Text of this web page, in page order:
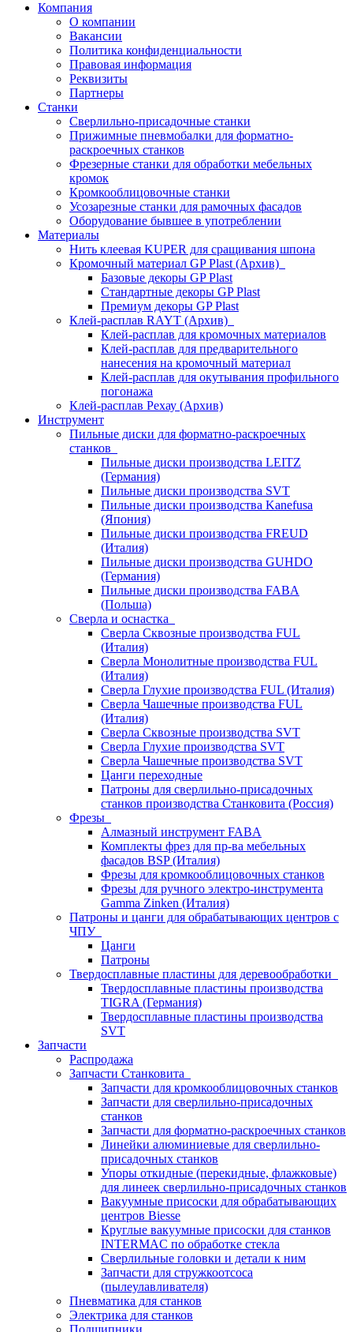
Компания
О компании
Вакансии
Политика конфиденциальности
Правовая информация
Реквизиты
Партнеры
Станки
Сверлильно-присадочные станки
Прижимные пневмобалки для форматно-
раскроечных станков
Фрезерные станки для обработки мебельных
кромок
Кромкооблицовочные станки
Усозарезные станки для рамочных фасадов
Оборудование бывшее в употреблении
Материалы
Нить клеевая KUPER для сращивания шпона
Кромочный материал GP Plast (Архив)
Базовые декоры GP Plast
Стандартные декоры GP Plast
Премиум декоры GP Plast
Клей-расплав RAYT (Архив)
Клей-расплав для кромочных материалов
Клей-расплав для предварительного
нанесения на кромочный материал
Клей-расплав для окутывания профильного
погонажа
Клей-расплав Рехау (Архив)
Инструмент
Пильные диски для форматно-раскроечных
станков
Пильные диски производства LEITZ
(Германия)
Пильные диски производства SVT
Пильные диски производства Kanefusa
(Япония)
Пильные диски производства FREUD
(Италия)
Пильные диски производства GUHDO
(Германия)
Пильные диски производства FABA
(Польша)
Сверла и оснастка
Сверла Сквозные производства FUL
(Италия)
Сверла Монолитные производства FUL
(Италия)
Сверла Глухие производства FUL (Италия)
Сверла Чашечные производства FUL
(Италия)
Сверла Сквозные производства SVT
Сверла Глухие производства SVT
Сверла Чашечные производства SVT
Цанги переходные
Патроны для сверлильно-присадочных
станков производства Станковита (Россия)
Фрезы
Алмазный инструмент FABA
Комплекты фрез для пр-ва мебельных
фасадов BSP (Италия)
Фрезы для кромкооблицовочных станков
Фрезы для ручного электро-инструмента
Gamma Zinken (Италия)
Патроны и цанги для обрабатывающих центров с
ЧПУ
Цанги
Патроны
Твердосплавные пластины для деревообработки
Твердосплавные пластины производства
TIGRA (Германия)
Твердосплавные пластины производства
SVT
Запчасти
Распродажа
Запчасти Станковита
Запчасти для кромкооблицовочных станков
Запчасти для сверлильно-присадочных
станков
Запчасти для форматно-раскроечных станков
Линейки алюминиевые для сверлильно-
присадочных станков
Упоры откидные (перекидные, флажковые)
для линеек сверлильно-присадочных станков
Вакуумные присоски для обрабатывающих
центров Biesse
Круглые вакуумные присоски для станков
INTERMAC по обработке стекла
Сверлильные головки и детали к ним
Запчасти для стружкоотсоса
(пылеулавливателя)
Пневматика для станков
Электрика для станков
Подшипники